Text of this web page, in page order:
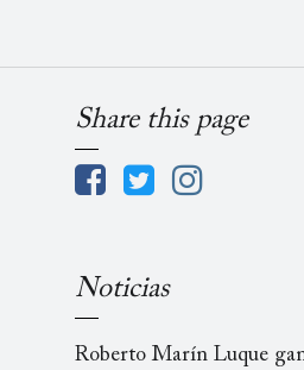
Share this page
Noticias
Roberto Marín Luque